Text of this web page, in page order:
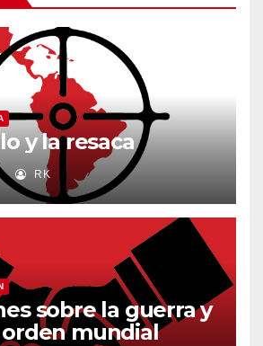
y la resaca
RK
sobre la guerra y
mundial